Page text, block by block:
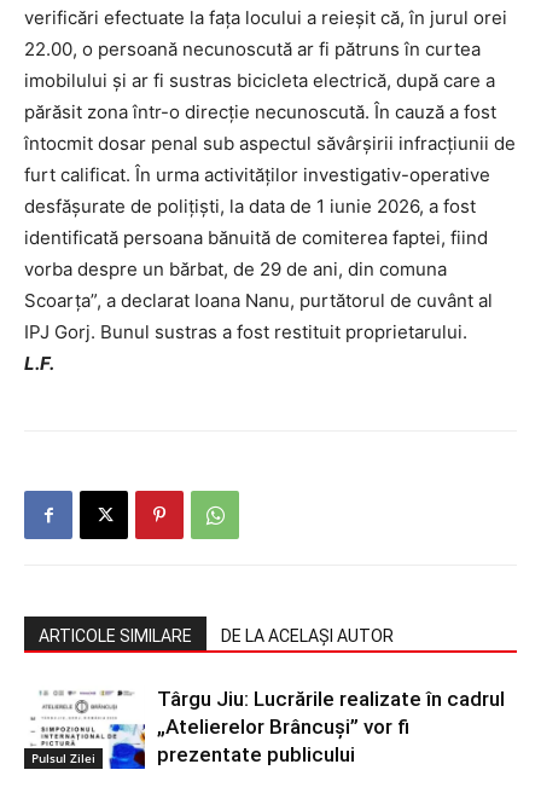
verificări efectuate la fața locului a reieșit că, în jurul orei
22.00, o persoană necunoscută ar fi pătruns în curtea
imobilului și ar fi sustras bicicleta electrică, după care a
părăsit zona într-o direcție necunoscută. În cauză a fost
întocmit dosar penal sub aspectul săvârșirii infracțiunii de
furt calificat. În urma activităților investigativ-operative
desfășurate de polițiști, la data de 1 iunie 2026, a fost
identificată persoana bănuită de comiterea faptei, fiind
vorba despre un bărbat, de 29 de ani, din comuna
Scoarța”, a declarat Ioana Nanu, purtătorul de cuvânt al
IPJ Gorj. Bunul sustras a fost restituit proprietarului.
L.F.
ARTICOLE SIMILARE DE LA ACELAȘI AUTOR
Pulsul Zilei
Târgu Jiu: Lucrările realizate în cadrul
„Atelierelor Brâncuși” vor fi
prezentate publicului